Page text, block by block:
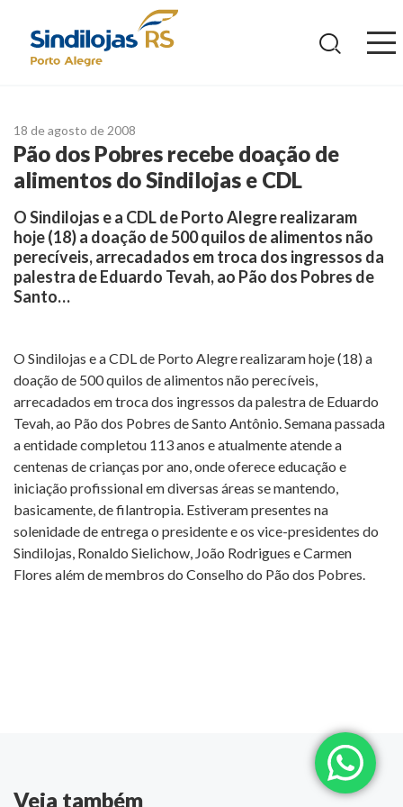
18 de agosto de 2008
Pão dos Pobres recebe doação de
alimentos do Sindilojas e CDL
O Sindilojas e a CDL de Porto Alegre realizaram
hoje (18) a doação de 500 quilos de alimentos não
perecíveis, arrecadados em troca dos ingressos da
palestra de Eduardo Tevah, ao Pão dos Pobres de
Santo…
O Sindilojas e a CDL de Porto Alegre realizaram hoje (18) a
doação de 500 quilos de alimentos não perecíveis,
arrecadados em troca dos ingressos da palestra de Eduardo
Tevah, ao Pão dos Pobres de Santo Antônio. Semana passada
a entidade completou 113 anos e atualmente atende a
centenas de crianças por ano, onde oferece educação e
iniciação profissional em diversas áreas se mantendo,
basicamente, de filantropia. Estiveram presentes na
solenidade de entrega o presidente e os vice-presidentes do
Sindilojas, Ronaldo Sielichow, João Rodrigues e Carmen
Flores além de membros do Conselho do Pão dos Pobres.
Veja também